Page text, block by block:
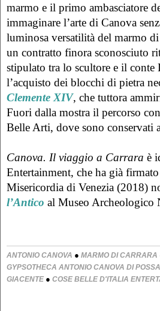
marmo e il primo ambasciatore
immaginare l’arte di Canova
luminosa versatilità del marmo
un contratto finora sconosciuto
stipulato tra lo scultore e il
l’acquisto dei blocchi di pietra
Clemente XIV, che tuttora
Fuori dalla mostra il percorso
Belle Arti, dove sono conservati
Canova. Il viaggio a Carrara è
Entertainment, che ha già
Misericordia di Venezia (2018)
l’Antico al Museo Archeologico
ANTONIO CANOVA ● MARMO DI CARRARA
GYPSOTHECA ANTONIO CANOVA DI
GIACENTE ● COSE BELLE D'ITALIA